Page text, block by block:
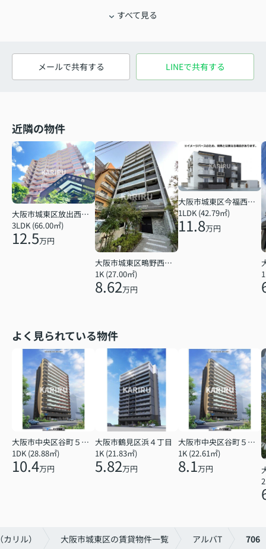
すべて見る
メールで共有する LINEで共有する
近隣の物件
大阪市城東区放出西２丁目
3LDK (66.00㎡)
12.5万円
大阪市城東区鴫野西２丁目
1K (27.00㎡)
8.62万円
大阪市城東区今福西６丁目
1LDK (42.79㎡)
11.8万円
よく見られている物件
大阪市中央区谷町５丁目
1DK (28.88㎡)
10.4万円
大阪市鶴見区浜４丁目
1K (21.83㎡)
5.82万円
大阪市中央区谷町５丁目
1K (22.61㎡)
8.1万円
リル） 大阪市城東区の賃貸物件一覧 アルバT 706